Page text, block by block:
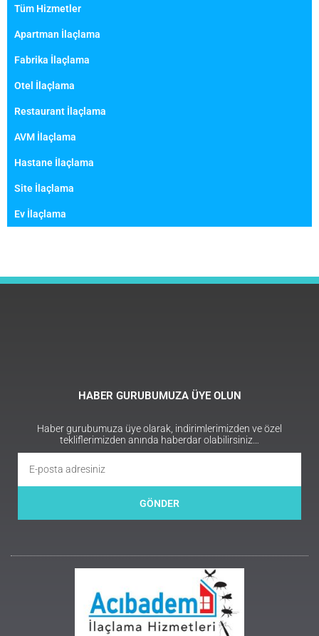
Tüm Hizmetler
Apartman İlaçlama
Fabrika İlaçlama
Otel İlaçlama
Restaurant İlaçlama
AVM İlaçlama
Hastane İlaçlama
Site İlaçlama
Ev İlaçlama
HABER GURUBUMUZA ÜYE OLUN
Haber gurubumuza üye olarak, indirimlerimizden ve özel
tekliflerimizden anında haberdar olabilirsiniz…
GÖNDER